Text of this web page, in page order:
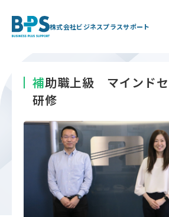
株式会社ビジネスプラスサポート
補助職上級 マインドセット
研修